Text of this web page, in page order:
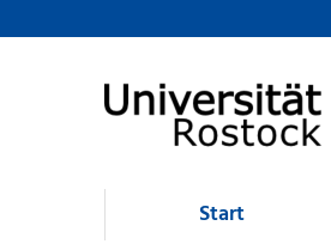
Browsen
direkt zum Inhalt
Start